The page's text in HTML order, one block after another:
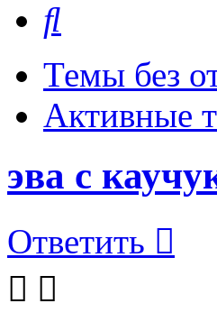
Темы без
Активные
эва с
Ответить